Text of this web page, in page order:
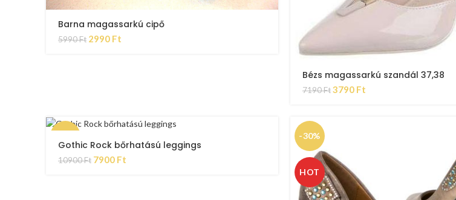
Barna magassarkú cipő
5990Ft 2990 Ft
Bézs magassarkú szandál 37,38
7190Ft3790 Ft
Gothic Rock bőrhatású leggings
10900Ft 7900 Ft
-30%
HOT